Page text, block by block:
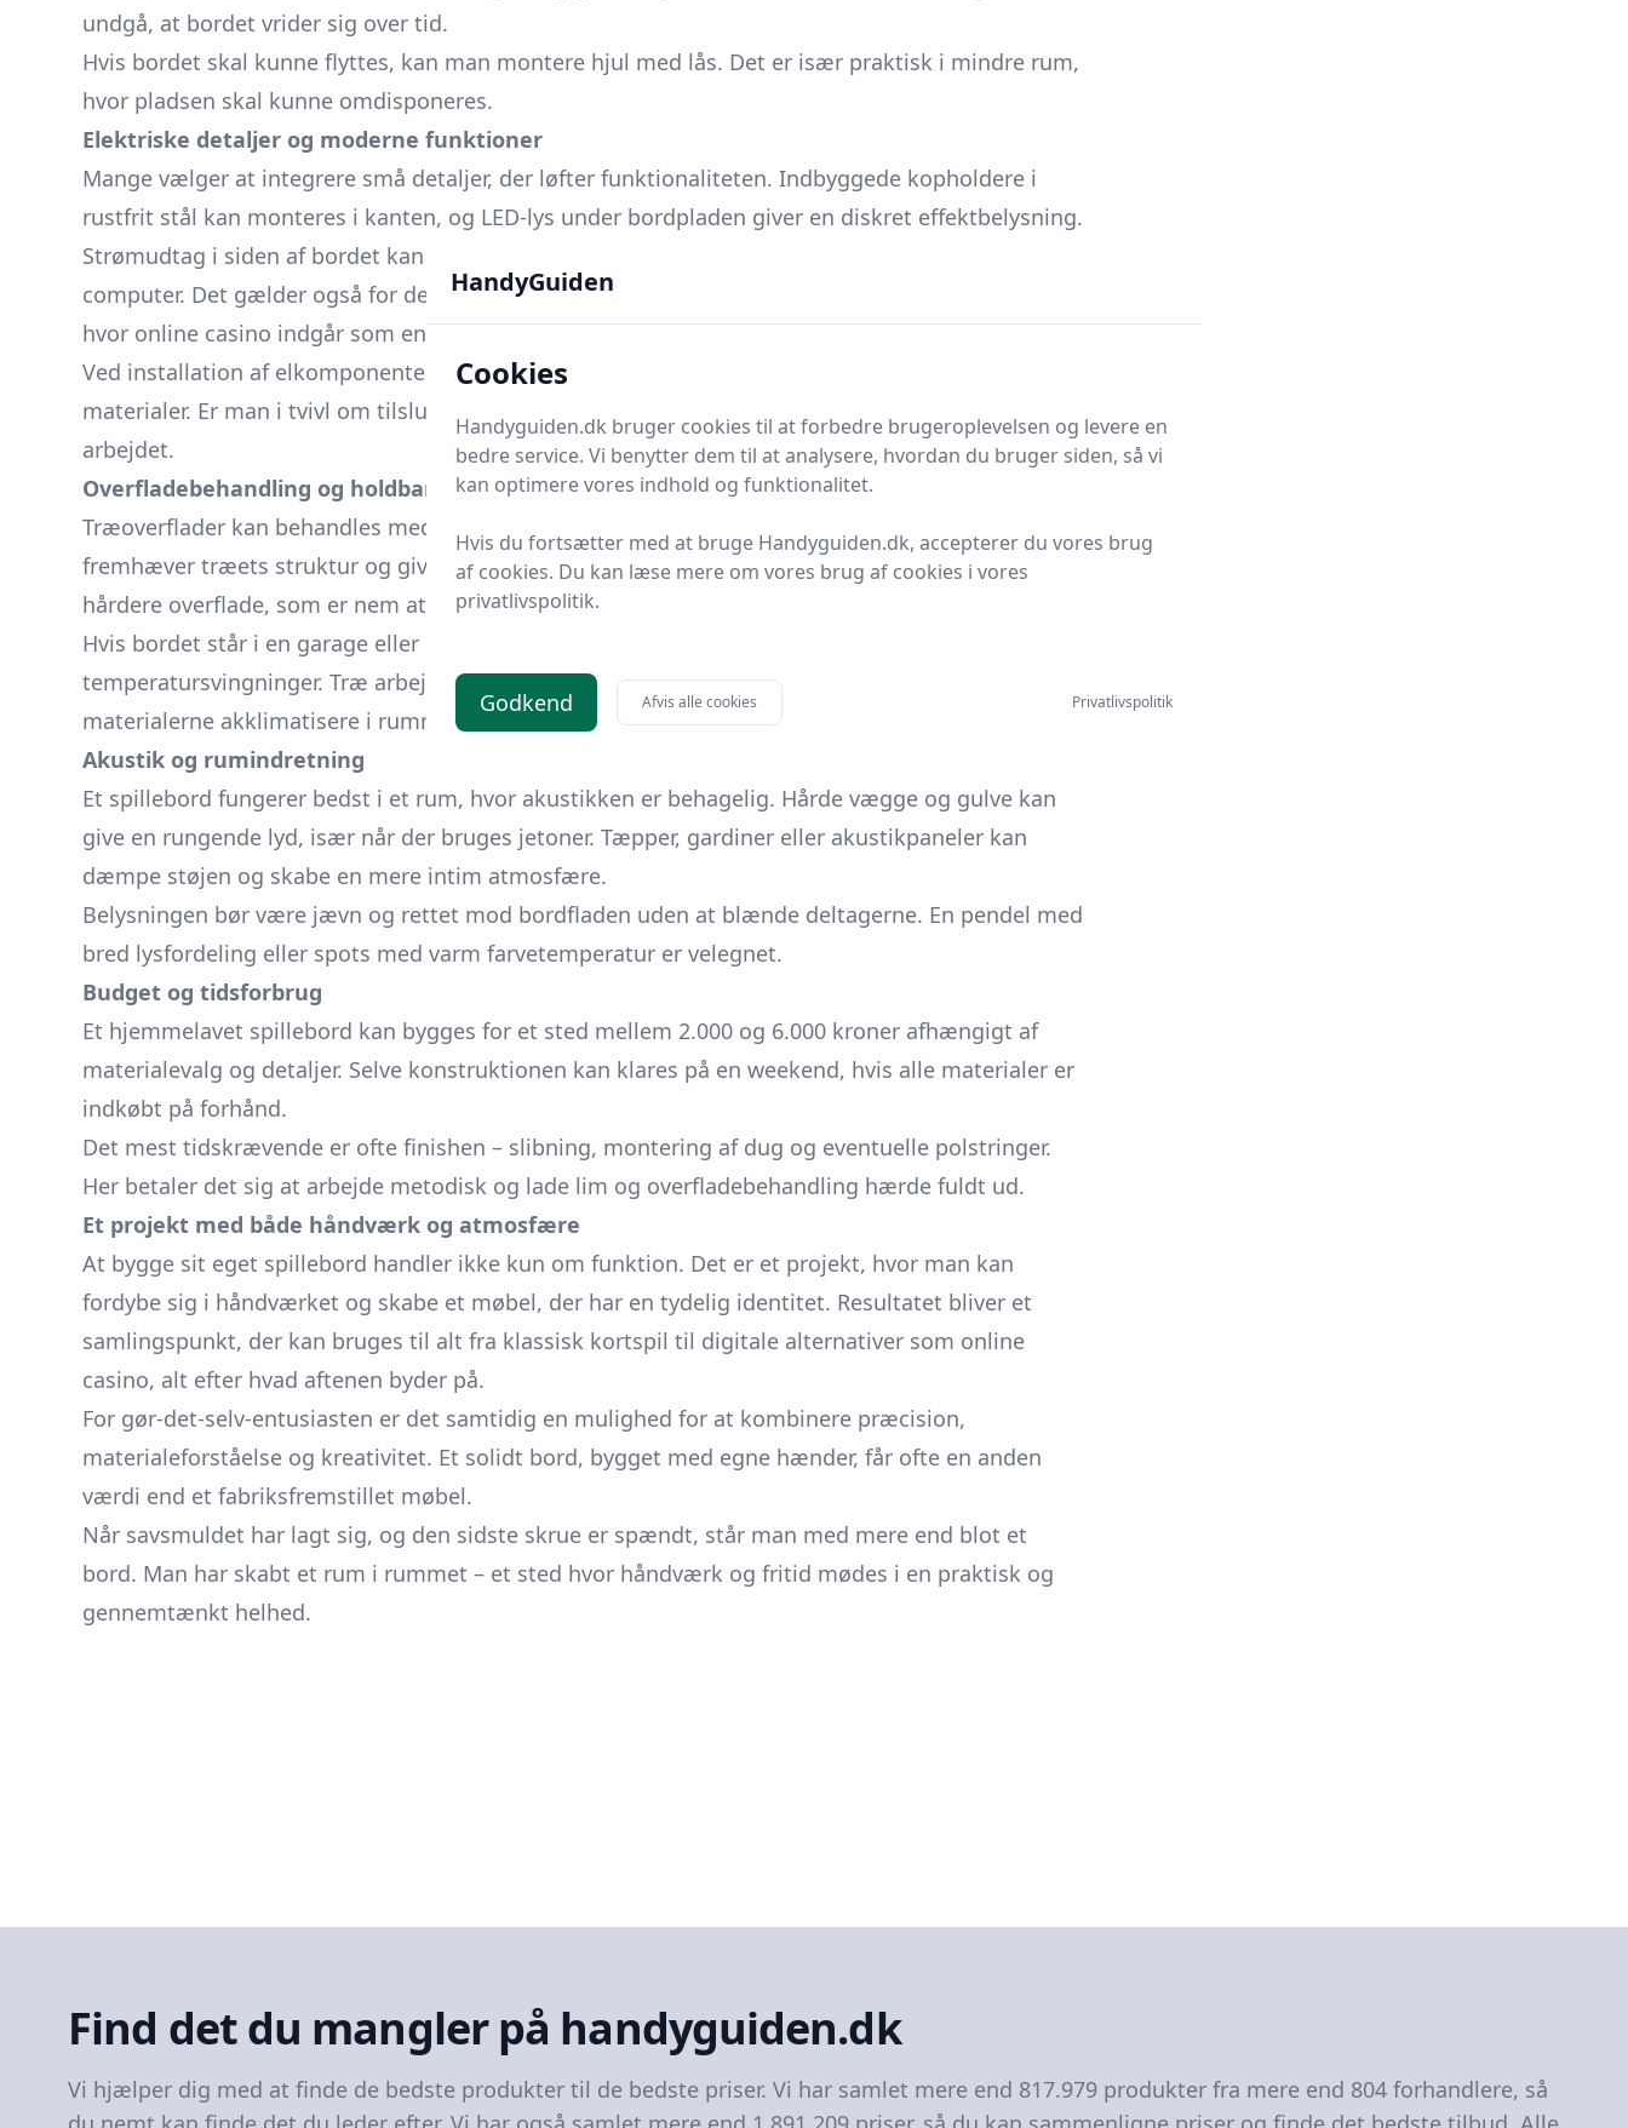
undgå, at bordet vrider sig over tid.
Hvis bordet skal kunne flyttes, kan man montere hjul med lås. Det er især praktisk i mindre rum,
hvor pladsen skal kunne omdisponeres.
Elektriske detaljer og moderne funktioner
Mange vælger at integrere små detaljer, der løfter funktionaliteten. Indbyggede kopholdere i
rustfrit stål kan monteres i kanten, og LED-lys under bordpladen giver en diskret effektbelysning.
Strømudtag i siden af bordet kan være relevant, hvis der spilles digitalt på tablet eller bærbar
computer. Det gælder også for dem, der kombinerer klassiske kortspil med digitale platforme,
hvor online casino indgår som en del af underholdningen.
Ved installation af elkomponenter bør man sikre korrekt isolering og bruge godkendte
materialer. Er man i tvivl om tilslutning til fast installation, bør en autoriseret elektriker stå for
arbejdet.
Overfladebehandling og holdbarhed
Træoverflader kan behandles med olie, lak eller maling afhængigt af ønsket udtryk. Olie
fremhæver træets struktur og giver en varm tone, men kræver vedligeholdelse. Lak giver en
hårdere overflade, som er nem at rengøre.
Hvis bordet står i en garage eller et uopvarmet rum, bør man tage højde for
temperatursvingninger. Træ arbejder med luftfugtigheden, så det er en fordel at lade
materialerne akklimatisere i rummet i et par dage før samling.
Akustik og rumindretning
Et spillebord fungerer bedst i et rum, hvor akustikken er behagelig. Hårde vægge og gulve kan
give en rungende lyd, især når der bruges jetoner. Tæpper, gardiner eller akustikpaneler kan
dæmpe støjen og skabe en mere intim atmosfære.
Belysningen bør være jævn og rettet mod bordfladen uden at blænde deltagerne. En pendel med
bred lysfordeling eller spots med varm farvetemperatur er velegnet.
Budget og tidsforbrug
Et hjemmelavet spillebord kan bygges for et sted mellem 2.000 og 6.000 kroner afhængigt af
materialevalg og detaljer. Selve konstruktionen kan klares på en weekend, hvis alle materialer er
indkøbt på forhånd.
Det mest tidskrævende er ofte finishen – slibning, montering af dug og eventuelle polstringer.
Her betaler det sig at arbejde metodisk og lade lim og overfladebehandling hærde fuldt ud.
Et projekt med både håndværk og atmosfære
At bygge sit eget spillebord handler ikke kun om funktion. Det er et projekt, hvor man kan
fordybe sig i håndværket og skabe et møbel, der har en tydelig identitet. Resultatet bliver et
samlingspunkt, der kan bruges til alt fra klassisk kortspil til digitale alternativer som online
casino, alt efter hvad aftenen byder på.
For gør-det-selv-entusiasten er det samtidig en mulighed for at kombinere præcision,
materialeforståelse og kreativitet. Et solidt bord, bygget med egne hænder, får ofte en anden
værdi end et fabriksfremstillet møbel.
Når savsmuldet har lagt sig, og den sidste skrue er spændt, står man med mere end blot et
bord. Man har skabt et rum i rummet – et sted hvor håndværk og fritid mødes i en praktisk og
gennemtænkt helhed.
HandyGuiden
Cookies
Handyguiden.dk bruger cookies til at forbedre brugeroplevelsen og levere en
bedre service. Vi benytter dem til at analysere, hvordan du bruger siden, så vi
kan optimere vores indhold og funktionalitet.
Hvis du fortsætter med at bruge Handyguiden.dk, accepterer du vores brug
af cookies. Du kan læse mere om vores brug af cookies i vores
privatlivspolitik.
Godkend Afvis alle cookies Privatlivspolitik
Find det du mangler på handyguiden.dk
Vi hjælper dig med at finde de bedste produkter til de bedste priser. Vi har samlet mere end 817.979 produkter fra mere end 804 forhandlere, så